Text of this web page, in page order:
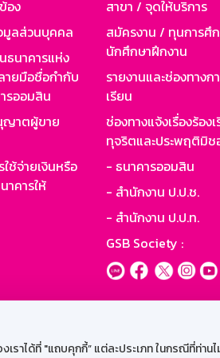
ได้ที่ "แถบคุกกี้” แต่ละประเภท ในกรณีที่ท่านไ
อง
มูลส่วนบุคคล
นาคารแห่ง
ายมือชื่อกำกับ
รออมสิน
ญาตผู้ขาย
ช้จ่ายเงินหรือ
คารให้
สาขา / จุดให้บริการ
สมัครงาน / ทุนการศึ
นักศึกษาฝึกงาน
รายงานและช่องทางก
เรียน
ช่องทางแจ้งเรื่องร้อง
ทุจริตและประพฤติมิช
- ธนาคารออมสิน
- สำนักงาน ป.ป.ช.
- สำนักงาน ป.ป.ท.
GSB Society :